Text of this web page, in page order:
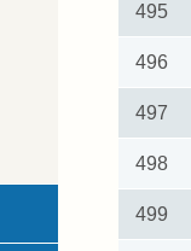
495
496
497
498
499